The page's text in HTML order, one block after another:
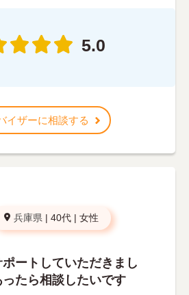
5.0
イザーに相談する
兵庫県 | 40代 | 女性
ートしていただきまし
たら相談したいです